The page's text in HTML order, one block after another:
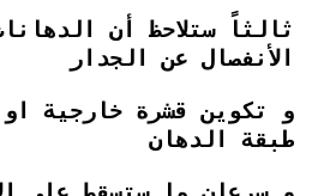
ثالثاً ستلاحظ أن
الأنفصال عن الجدار
و تكوين قشرة خارجية
طبقة الدهان